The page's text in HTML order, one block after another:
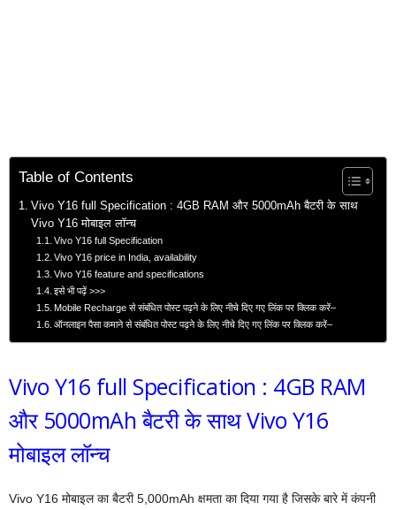
Table of Contents
Vivo Y16 full Specification : 4GB RAM और 5000mAh बैटरी के साथ
Vivo Y16 मोबाइल लॉन्च
Vivo Y16 full Specification
Vivo Y16 price in India, availability
Vivo Y16 feature and specifications
इसे भी पढ़ें >>>
Mobile Recharge से संबंधित पोस्ट पढ़ने के लिए नीचे दिए गए लिंक पर क्लिक करें–
ऑनलाइन पैसा कमाने से संबंधित पोस्ट पढ़ने के लिए नीचे दिए गए लिंक पर क्लिक करें–
Vivo Y16 full Specification : 4GB RAM
और 5000mAh बैटरी के साथ Vivo Y16
मोबाइल लॉन्च
Vivo Y16 मोबाइल का बैटरी 5,000mAh क्षमता का दिया गया है जिसके बारे में कंपनी